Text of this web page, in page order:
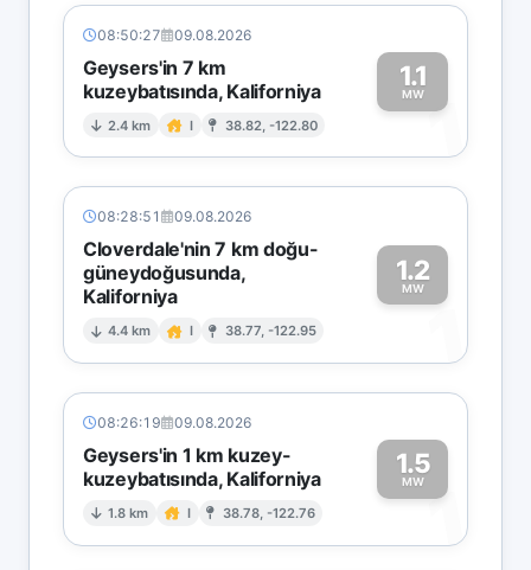
08:50:27 09.08.2026
Geysers'in 7 km
kuzeybatısında, Kaliforniya
2.4 km I 38.82, -122.80
1.1
MW1
08:28:51 09.08.2026
Cloverdale'nin 7 km doğu-
güneydoğusunda,
Kaliforniya
4.4 km I 38.77, -122.95
1.2
MW
1
08:26:19 09.08.2026
Geysers'in 1 km kuzey-
kuzeybatısında, Kaliforniya
1.8 km I 38.78, -122.76
1.5
MW1